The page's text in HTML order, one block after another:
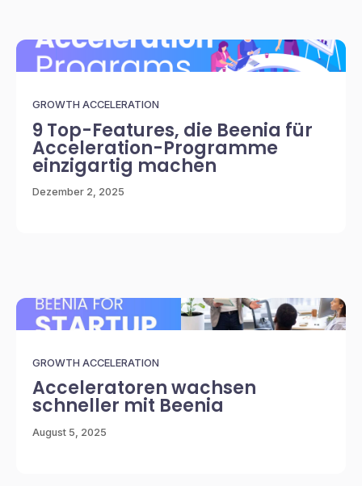
GROWTH ACCELERATION
9 Top-Features, die Beenia für
Acceleration-Programme
einzigartig machen
Dezember 2, 2025
GROWTH ACCELERATION
Acceleratoren wachsen
schneller mit Beenia
August 5, 2025